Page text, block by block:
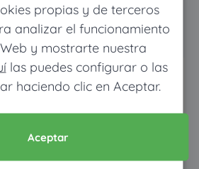
propias y de terceros
analizar el funcionamiento
y mostrarte nuestra
las puedes configurar o las
haciendo clic en Aceptar.
Aceptar
médico